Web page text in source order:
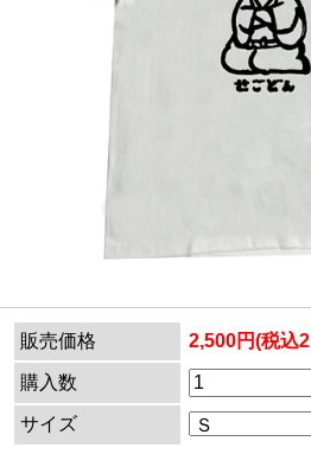
販売価格 2,500円(税込
購入数
サイズ